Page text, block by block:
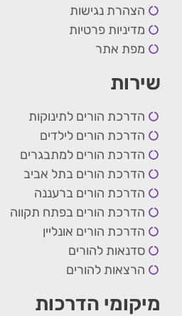
הצהרת נגישות
מדיניות פרטיות
מפת אתר
שירות
הדרכת הורים לתינוקות
הדרכת הורים לילדים
הדרכת הורים למתבגרים
הדרכת הורים בתל אביב
הדרכת הורים ברעננה
הדרכת הורים בפתח תקווה
הדרכת הורים אונליין
סדנאות להורים
הרצאות להורים
מיקומי הדרכות